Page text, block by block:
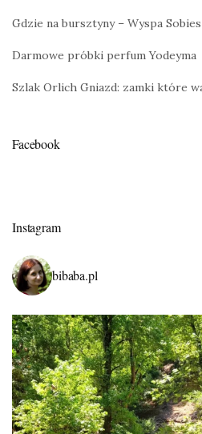
Gdzie na bursztyny – Wyspa
Darmowe próbki perfum Yodeyma
Szlak Orlich Gniazd: zamki które
Facebook
Instagram
bibaba.pl